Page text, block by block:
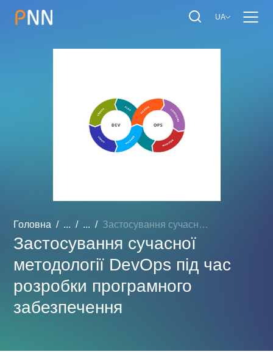
UA
Головна ... ... Застосування сучасної мет...
Застосування сучасної
методології DevOps під час
розробки програмного
забезпечення